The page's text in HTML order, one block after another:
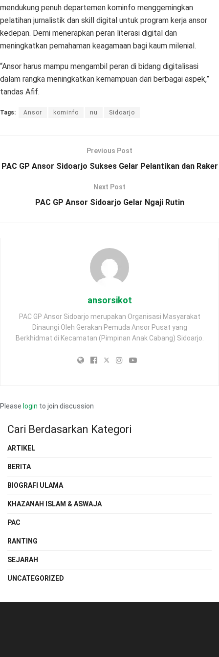
mendukung penuh departemen kominfo menggemingkan
pelatihan jurnalistik dan skill digital untuk program kerja ansor
kedepan. Demi menerapkan peran literasi digital dan
meningkatkan pemahaman keagamaan bagi kaum milenial.
“Ansor harus mampu mengambil peran di bidang digitalisasi
dalam rangka meningkatkan kemampuan dari berbagai aspek,”
tandas Afif.
Tags: Ansor kominfo nu Sidoarjo
Previous Post
PAC GP Ansor Sidoarjo Sukses Gelar Pelantikan dan Raker
Next Post
PAC GP Ansor Sidoarjo Gelar Ngaji Rutin
ansorsikot
PAC GP Ansor Sidoarjo merupakan Organisasi Masyarakat
Dinaungi Oleh Gerakan Pemuda Ansor Pusat yang
Berkhidmat di Kecamatan (Pimpinan Anak Cabang) Sidoarjo.
Please login to join discussion
Cari Berdasarkan Kategori
ARTIKEL
BERITA
BIOGRAFI ULAMA
KHAZANAH ISLAM & ASWAJA
PAC
RANTING
SEJARAH
UNCATEGORIZED